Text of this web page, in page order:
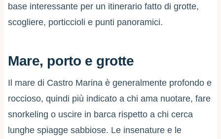
base interessante per un itinerario fatto di grotte,
scogliere, porticcioli e punti panoramici.
Mare, porto e grotte
Il mare di Castro Marina è generalmente profondo e
roccioso, quindi più indicato a chi ama nuotare, fare
snorkeling o uscire in barca rispetto a chi cerca
lunghe spiagge sabbiose. Le insenature e le